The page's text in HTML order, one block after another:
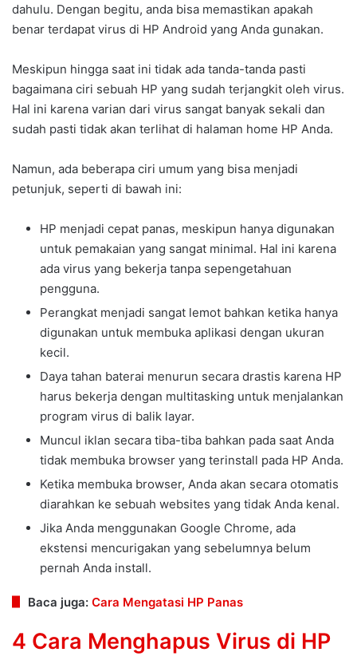
dahulu. Dengan begitu, anda bisa memastikan apakah
benar terdapat virus di HP Android yang Anda gunakan.
Meskipun hingga saat ini tidak ada tanda-tanda pasti
bagaimana ciri sebuah HP yang sudah terjangkit oleh virus.
Hal ini karena varian dari virus sangat banyak sekali dan
sudah pasti tidak akan terlihat di halaman home HP Anda.
Namun, ada beberapa ciri umum yang bisa menjadi
petunjuk, seperti di bawah ini:
HP menjadi cepat panas, meskipun hanya digunakan
untuk pemakaian yang sangat minimal. Hal ini karena
ada virus yang bekerja tanpa sepengetahuan
pengguna.
Perangkat menjadi sangat lemot bahkan ketika hanya
digunakan untuk membuka aplikasi dengan ukuran
kecil.
Daya tahan baterai menurun secara drastis karena HP
harus bekerja dengan multitasking untuk menjalankan
program virus di balik layar.
Muncul iklan secara tiba-tiba bahkan pada saat Anda
tidak membuka browser yang terinstall pada HP Anda.
Ketika membuka browser, Anda akan secara otomatis
diarahkan ke sebuah websites yang tidak Anda kenal.
Jika Anda menggunakan Google Chrome, ada
ekstensi mencurigakan yang sebelumnya belum
pernah Anda install.
Baca juga: Cara Mengatasi HP Panas
4 Cara Menghapus Virus di HP